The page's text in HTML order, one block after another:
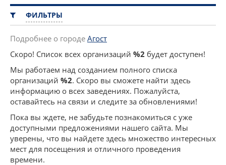
ПЛЯЖИ
ДОСТОПРИМЕЧАТЕЛЬНОСТИ
КЕМПИНГ
КОМАРКИ (РАЙОНЫ)
РЕЦЕПТЫ
ПРЕДЛОЖЕНИЯ
СТАТЬИ
УСЛУГИ
ФИЛЬТРЫ
Подробнее о городе Агост
Скоро! Список всех организаций %2 будет доступен!
Мы работаем над созданием полного списка
организаций %2. Скоро вы сможете найти здесь
информацию о всех заведениях. Пожалуйста,
оставайтесь на связи и следите за обновлениями!
Пока вы ждете, не забудьте познакомиться с уже
доступными предложениями нашего сайта. Мы
уверены, что вы найдете здесь множество интересных
мест для посещения и отличного проведения
времени.